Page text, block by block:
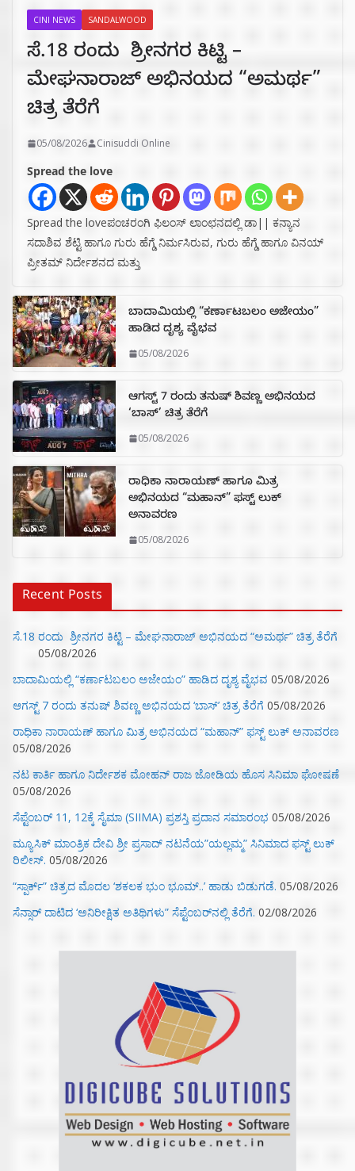
CINI NEWS SANDALWOOD
ಸೆ.18 ರಂದು ಶ್ರೀನಗರ ಕಿಟ್ಟಿ –
ಮೇಘನಾರಾಜ್ ಅಭಿನಯದ “ಅಮರ್ಥ”
ಚಿತ್ರ ತೆರೆಗೆ
05/08/2026 Cinisuddi Online
Spread the love
Spread the loveಪಂಚರಂಗಿ ಫಿಲಂಸ್ ಲಾಂಛನದಲ್ಲಿ ಡಾ|| ಕನ್ಯಾನ
ಸದಾಶಿವ ಶೆಟ್ಟಿ ಹಾಗೂ ಗುರು ಹೆಗ್ಡೆ ನಿರ್ಮಸಿರುವ, ಗುರು ಹೆಗ್ಡೆ ಹಾಗೂ ವಿನಯ್
ಪ್ರೀತಮ್ ನಿರ್ದೇಶನದ ಮತ್ತು
ಬಾದಾಮಿಯಲ್ಲಿ “ಕರ್ಣಾಟಬಲಂ ಅಜೇಯಂ”
ಹಾಡಿದ ದೃಶ್ಯ ವೈಭವ
05/08/2026
ಆಗಸ್ಟ್ 7 ರಂದು ತನುಷ್ ಶಿವಣ್ಣ ಅಭಿನಯದ
‘ಬಾಸ್’ ಚಿತ್ರ ತೆರೆಗೆ
05/08/2026
ರಾಧಿಕಾ ನಾರಾಯಣ್ ಹಾಗೂ ಮಿತ್ರ
ಅಭಿನಯದ “ಮಹಾನ್” ಫಸ್ಟ್ ಲುಕ್
ಅನಾವರಣ
05/08/2026
Recent Posts
ಸೆ.18 ರಂದು ಶ್ರೀನಗರ ಕಿಟ್ಟಿ – ಮೇಘನಾರಾಜ್ ಅಭಿನಯದ “ಅಮರ್ಥ” ಚಿತ್ರ ತೆರೆಗೆ
05/08/2026
ಬಾದಾಮಿಯಲ್ಲಿ “ಕರ್ಣಾಟಬಲಂ ಅಜೇಯಂ” ಹಾಡಿದ ದೃಶ್ಯ ವೈಭವ 05/08/2026
ಆಗಸ್ಟ್ 7 ರಂದು ತನುಷ್ ಶಿವಣ್ಣ ಅಭಿನಯದ ‘ಬಾಸ್’ ಚಿತ್ರ ತೆರೆಗೆ 05/08/2026
ರಾಧಿಕಾ ನಾರಾಯಣ್ ಹಾಗೂ ಮಿತ್ರ ಅಭಿನಯದ “ಮಹಾನ್” ಫಸ್ಟ್ ಲುಕ್ ಅನಾವರಣ
05/08/2026
ನಟ ಕಾರ್ತಿ ಹಾಗೂ ನಿರ್ದೇಶಕ ಮೋಹನ್ ರಾಜ ಜೋಡಿಯ ಹೊಸ ಸಿನಿಮಾ ಘೋಷಣೆ
05/08/2026
ಸೆಪ್ಟೆಂಬರ್ 11, 12ಕ್ಕೆ ಸೈಮಾ (SIIMA) ಪ್ರಶಸ್ತಿ ಪ್ರದಾನ ಸಮಾರಂಭ 05/08/2026
ಮ್ಯೂಸಿಕ್‌ ಮಾಂತ್ರಿಕ ದೇವಿ ಶ್ರೀ ಪ್ರಸಾದ್ ನಟನೆಯ”ಯಲ್ಲಮ್ಮ” ಸಿನಿಮಾದ ಫಸ್ಟ್‌ ಲುಕ್‌
ರಿಲೀಸ್. 05/08/2026
“ಸ್ಪಾರ್ಕ್” ಚಿತ್ರದ ಮೊದಲ‌ ‘ಶಕಲಕ ಭುಂ‌ ಭೂಮ್..’ ಹಾಡು ಬಿಡುಗಡೆ. 05/08/2026
ಸೆನ್ಸಾರ್ ದಾಟಿದ ‘ಅನಿರೀಕ್ಷಿತ ಅತಿಥಿಗಳು” ಸೆಪ್ಟೆಂಬರ್‌ನಲ್ಲಿ ತೆರೆಗೆ. 02/08/2026